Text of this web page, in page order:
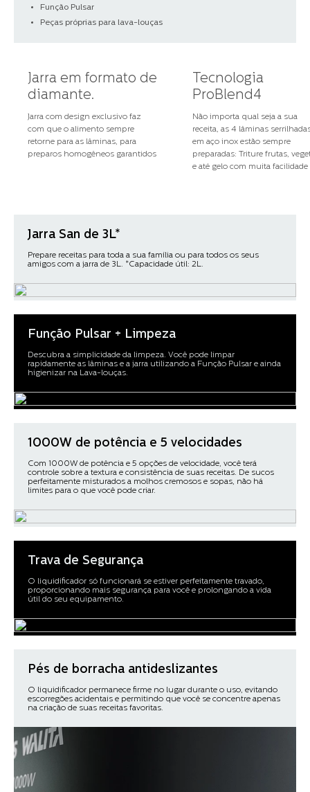
Função Pulsar
Peças próprias para lava-louças
Jarra em formato de
diamante.
Jarra com design exclusivo faz
com que o alimento sempre
retorne para as lâminas, para
preparos homogêneos garantidos
Tecnologia
ProBlend4
Não importa qual seja a sua
receita, as 4 lâminas
em aço inox estão sempre
preparadas: Triture frutas,
e até gelo com muita facilidade
Jarra San de 3L*
Prepare receitas para toda a sua família ou para todos os seus
amigos com a jarra de 3L.​ *Capacidade útil: 2L.
Função Pulsar + Limpeza
Descubra a simplicidade da limpeza. Você pode limpar
rapidamente as lâminas e a jarra utilizando a Função Pulsar e ainda
higienizar na Lava-louças.
1000W de potência e 5 velocidades
Com 1000W de potência e 5 opções de velocidade, você terá
controle sobre a textura e consistência de suas receitas. De sucos
perfeitamente misturados a molhos cremosos e sopas, não há
limites para o que você pode criar.
Trava de Segurança
O liquidificador só funcionará se estiver perfeitamente travado,
proporcionando mais segurança para você e prolongando a vida
útil do seu equipamento.
Pés de borracha antideslizantes
O liquidificador permanece firme no lugar durante o uso, evitando
escorregões acidentais e permitindo que você se concentre apenas
na criação de suas receitas favoritas.​ ​